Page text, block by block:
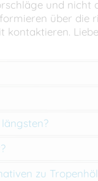
und nicht
über
kontaktieren.
zu